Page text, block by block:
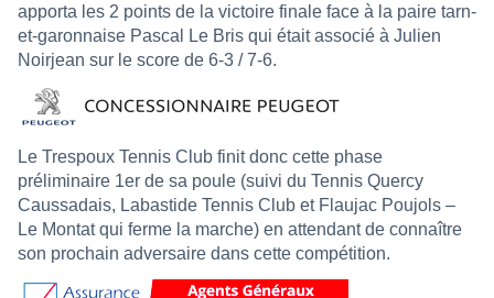
apporta les 2 points de la victoire finale face à la paire tarn-
et-garonnaise Pascal Le Bris qui était associé à Julien
Noirjean sur le score de 6-3 / 7-6.
Le Trespoux Tennis Club finit donc cette phase
préliminaire 1er de sa poule (suivi du Tennis Quercy
Caussadais, Labastide Tennis Club et Flaujac Poujols –
Le Montat qui ferme la marche) en attendant de connaître
son prochain adversaire dans cette compétition.